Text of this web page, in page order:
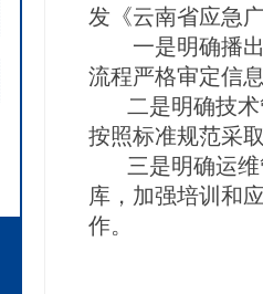
发《云南省应急
一是明确播出
流程严格审定信
二是明确技术
按照标准规范采
三是明确运维
库，加强培训和
作。